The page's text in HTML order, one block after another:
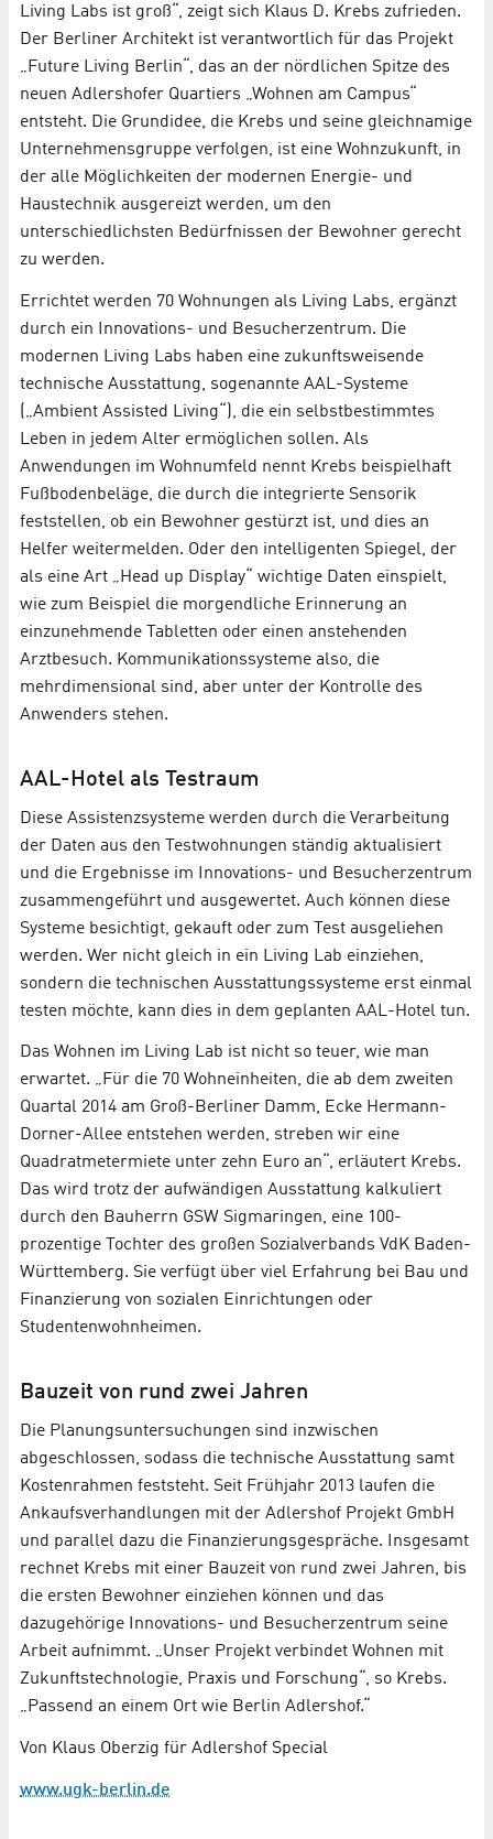
Living Labs ist groß“, zeigt sich Klaus D. Krebs zufrieden.
Der Berliner Architekt ist verantwortlich für das Projekt
„Future Living Berlin“, das an der nördlichen Spitze des
neuen Adlershofer Quartiers „Wohnen am Campus“
entsteht. Die Grundidee, die Krebs und seine gleichnamige
Unternehmensgruppe verfolgen, ist eine Wohnzukunft, in
der alle Möglichkeiten der modernen Energie- und
Haustechnik ausgereizt werden, um den
unterschiedlichsten Bedürfnissen der Bewohner gerecht
zu werden.
Errichtet werden 70 Wohnungen als Living Labs, ergänzt
durch ein Innovations- und Besucherzentrum. Die
modernen Living Labs haben eine zukunftsweisende
technische Ausstattung, sogenannte AAL-Systeme
(„Ambient Assisted Living“), die ein selbstbestimmtes
Leben in jedem Alter ermöglichen sollen. Als
Anwendungen im Wohnumfeld nennt Krebs beispielhaft
Fußbodenbeläge, die durch die integrierte Sensorik
feststellen, ob ein Bewohner gestürzt ist, und dies an
Helfer weitermelden. Oder den intelligenten Spiegel, der
als eine Art „Head up Display“ wichtige Daten einspielt,
wie zum Beispiel die morgendliche Erinnerung an
einzunehmende Tabletten oder einen anstehenden
Arztbesuch. Kommunikationssysteme also, die
mehrdimensional sind, aber unter der Kontrolle des
Anwenders stehen.
AAL-Hotel als Testraum
Diese Assistenzsysteme werden durch die Verarbeitung
der Daten aus den Testwohnungen ständig aktualisiert
und die Ergebnisse im Innovations- und Besucherzentrum
zusammengeführt und ausgewertet. Auch können diese
Systeme besichtigt, gekauft oder zum Test ausgeliehen
werden. Wer nicht gleich in ein Living Lab einziehen,
sondern die technischen Ausstattungssysteme erst einmal
testen möchte, kann dies in dem geplanten AAL-Hotel tun.
Das Wohnen im Living Lab ist nicht so teuer, wie man
erwartet. „Für die 70 Wohneinheiten, die ab dem zweiten
Quartal 2014 am Groß-Berliner Damm, Ecke Hermann-
Dorner-Allee entstehen werden, streben wir eine
Quadratmetermiete unter zehn Euro an“, erläutert Krebs.
Das wird trotz der aufwändigen Ausstattung kalkuliert
durch den Bauherrn GSW Sigmaringen, eine 100-
prozentige Tochter des großen Sozialverbands VdK Baden-
Württemberg. Sie verfügt über viel Erfahrung bei Bau und
Finanzierung von sozialen Einrichtungen oder
Studentenwohnheimen.
Bauzeit von rund zwei Jahren
Die Planungsuntersuchungen sind inzwischen
abgeschlossen, sodass die technische Ausstattung samt
Kostenrahmen feststeht. Seit Frühjahr 2013 laufen die
Ankaufsverhandlungen mit der Adlershof Projekt GmbH
und parallel dazu die Finanzierungsgespräche. Insgesamt
rechnet Krebs mit einer Bauzeit von rund zwei Jahren, bis
die ersten Bewohner einziehen können und das
dazugehörige Innovations- und Besucherzentrum seine
Arbeit aufnimmt. „Unser Projekt verbindet Wohnen mit
Zukunftstechnologie, Praxis und Forschung“, so Krebs.
„Passend an einem Ort wie Berlin Adlershof.“
Von Klaus Oberzig für Adlershof Special
www.ugk-berlin.de